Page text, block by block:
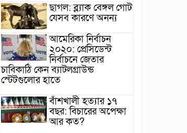
ছাগল: ব্ল্যাক বেঙ্গল গোট
যেসব কারণে অনন্য
আমেরিকা নির্বাচন
২০২০: প্রেসিডেন্ট
নির্বাচনে জেতার
চাবিকাঠি কেন ব্যাটলগ্রাউন্ড
স্টেটগুলোর হাতে
বাঁশখালী হত্যার ১৭
বছর: বিচারের অপেক্ষা
আর কত?